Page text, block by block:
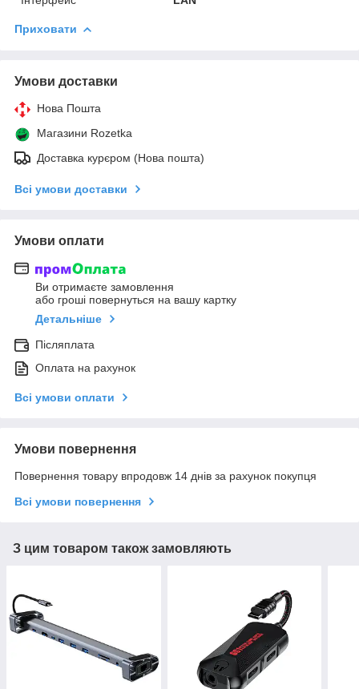
Приховати
Умови доставки
Нова Пошта
Магазини Rozetka
Доставка курєром (Нова пошта)
Всі умови доставки
Умови оплати
Ви отримаєте замовлення
або гроші повернуться на вашу картку
Детальніше
Післяплата
Оплата на рахунок
Всі умови оплати
Умови повернення
Повернення товару впродовж 14 днів за рахунок покупця
Всі умови повернення
З цим товаром також замовляють